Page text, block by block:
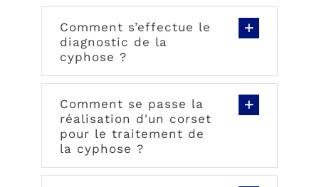
Comment s’effectue le
diagnostic de la
cyphose ?
Comment se passe la
réalisation d'un corset
pour le traitement de
la cyphose ?